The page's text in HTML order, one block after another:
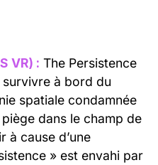
VR) : The Persistence
à bord du
spatiale condamnée
piège dans le champ de
à cause d’une
» est envahi par